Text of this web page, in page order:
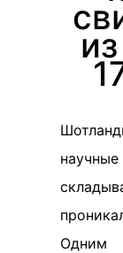
Одним